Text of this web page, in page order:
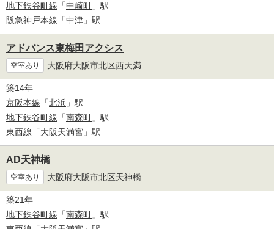
地下鉄谷町線 「中崎町 」駅
阪急神戸本線 「中津 」駅
アドバンス東梅田アクシス
空室あり 大阪府大阪市北区西天満
築14年
京阪本線 「北浜 」駅
地下鉄谷町線 「南森町 」駅
東西線 「大阪天満宮 」駅
AD天神橋
空室あり 大阪府大阪市北区天神橋
築21年
地下鉄谷町線 「南森町 」駅